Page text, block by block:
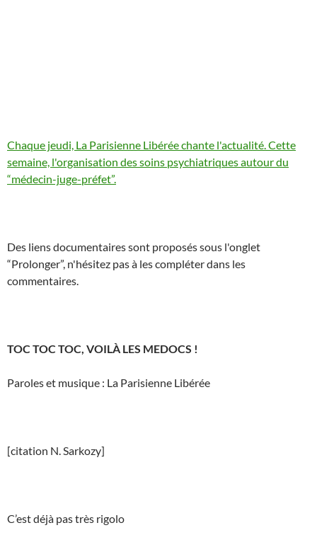
Chaque jeudi, La Parisienne Libérée chante l'actualité. Cette
semaine, l'organisation des soins psychiatriques autour du
“médecin-juge-préfet”.
Des liens documentaires sont proposés sous l'onglet
“Prolonger”, n'hésitez pas à les compléter dans les
commentaires.
TOC TOC TOC, VOILÀ LES MEDOCS !
Paroles et musique : La Parisienne Libérée
[citation N. Sarkozy]
C’est déjà pas très rigolo